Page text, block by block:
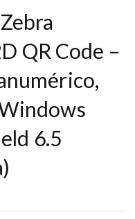
QR Code –
6.5